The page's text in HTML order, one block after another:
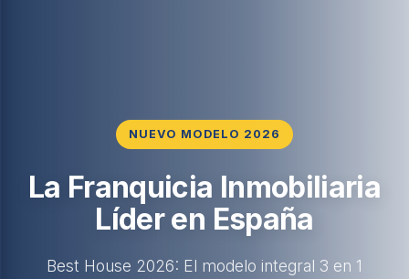
NUEVO MODELO 2026
La Franquicia Inmobiliaria
Líder en España
Best House 2026: El modelo integral 3 en 1